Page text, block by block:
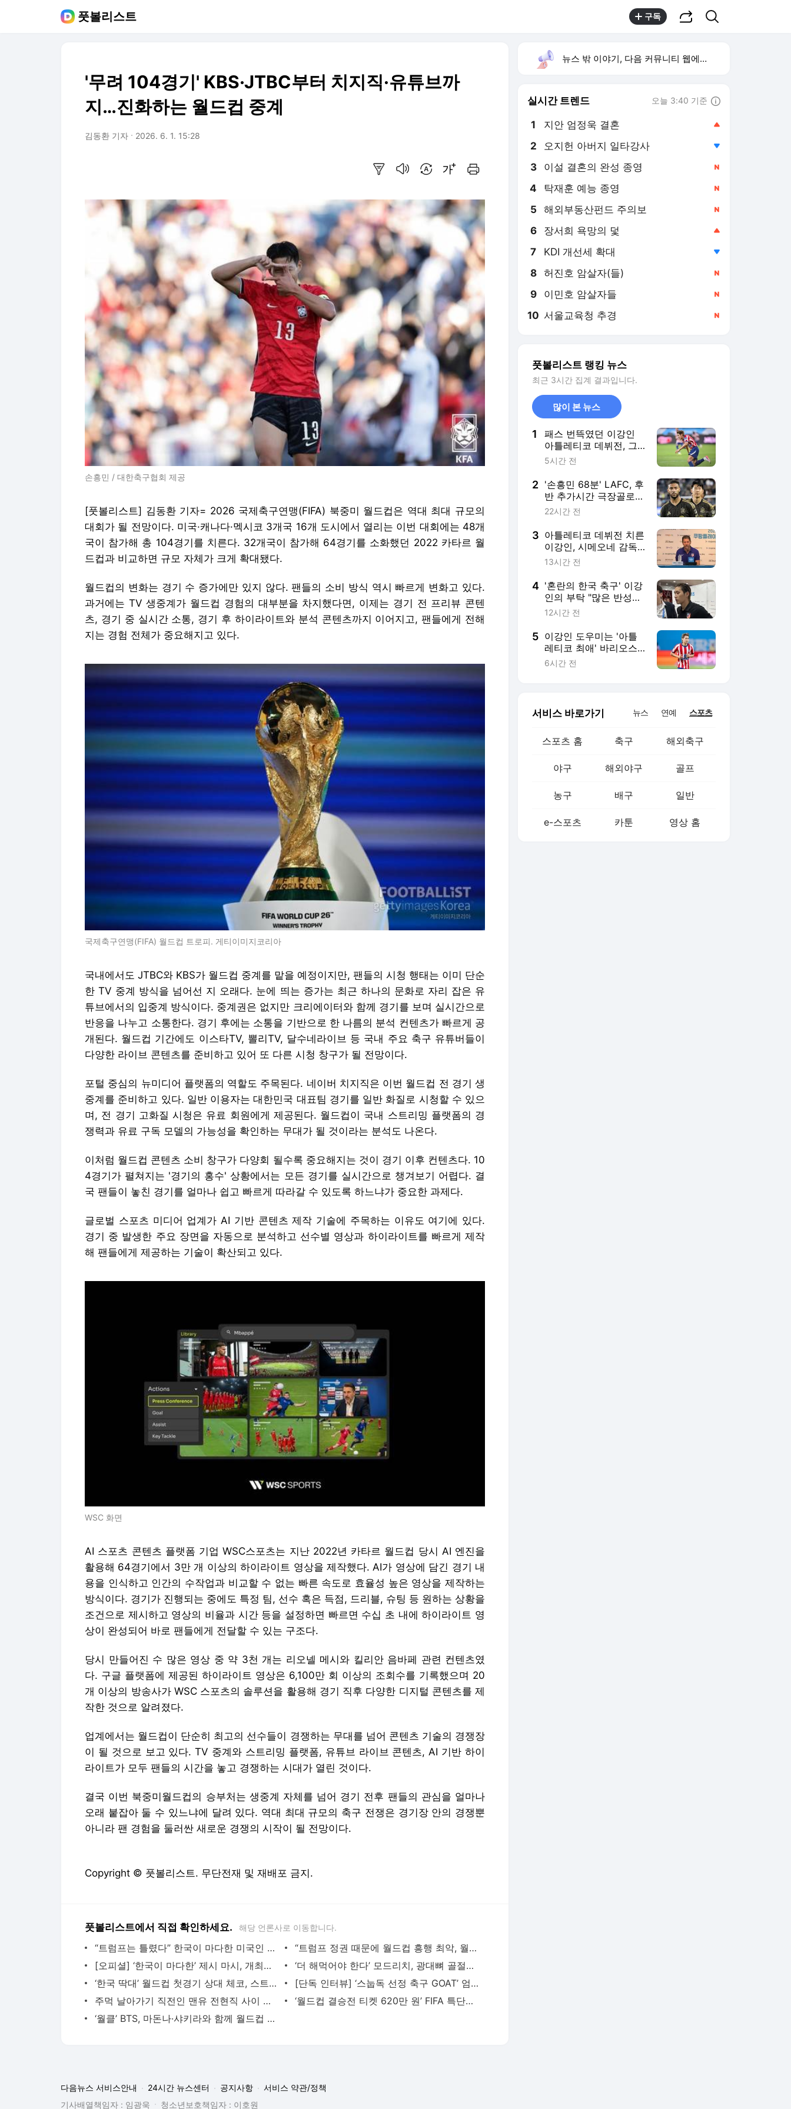
풋볼리스트 구독
'무려 104경기' KBS·JTBC부터 치지직·유튜브까
지…진화하는 월드컵 중계
김동환 기자 2026. 6. 1. 15:28
손흥민 / 대한축구협회 제공
[풋볼리스트] 김동환 기자= 2026 국제축구연맹(FIFA) 북중미 월드컵은 역대 최대 규모의
대회가 될 전망이다. 미국·캐나다·멕시코 3개국 16개 도시에서 열리는 이번 대회에는 48개
국이 참가해 총 104경기를 치른다. 32개국이 참가해 64경기를 소화했던 2022 카타르 월
드컵과 비교하면 규모 자체가 크게 확대됐다.
월드컵의 변화는 경기 수 증가에만 있지 않다. 팬들의 소비 방식 역시 빠르게 변화고 있다.
과거에는 TV 생중계가 월드컵 경험의 대부분을 차지했다면, 이제는 경기 전 프리뷰 콘텐
츠, 경기 중 실시간 소통, 경기 후 하이라이트와 분석 콘텐츠까지 이어지고, 팬들에게 전해
지는 경험 전체가 중요해지고 있다.
국제축구연맹(FIFA) 월드컵 트로피. 게티이미지코리아
국내에서도 JTBC와 KBS가 월드컵 중계를 맡을 예정이지만, 팬들의 시청 행태는 이미 단순
한 TV 중계 방식을 넘어선 지 오래다. 눈에 띄는 증가는 최근 하나의 문화로 자리 잡은 유
튜브에서의 입중계 방식이다. 중계권은 없지만 크리에이터와 함께 경기를 보며 실시간으로
반응을 나누고 소통한다. 경기 후에는 소통을 기반으로 한 나름의 분석 컨텐츠가 빠르게 공
개된다. 월드컵 기간에도 이스타TV, 뽈리TV, 달수네라이브 등 국내 주요 축구 유튜버들이
다양한 라이브 콘텐츠를 준비하고 있어 또 다른 시청 창구가 될 전망이다.
포털 중심의 뉴미디어 플랫폼의 역할도 주목된다. 네이버 치지직은 이번 월드컵 전 경기 생
중계를 준비하고 있다. 일반 이용자는 대한민국 대표팀 경기를 일반 화질로 시청할 수 있으
며, 전 경기 고화질 시청은 유료 회원에게 제공된다. 월드컵이 국내 스트리밍 플랫폼의 경
쟁력과 유료 구독 모델의 가능성을 확인하는 무대가 될 것이라는 분석도 나온다.
이처럼 월드컵 콘텐츠 소비 창구가 다양회 될수록 중요해지는 것이 경기 이후 컨텐츠다. 10
4경기가 펼쳐지는 '경기의 홍수' 상황에서는 모든 경기를 실시간으로 챙겨보기 어렵다. 결
국 팬들이 놓친 경기를 얼마나 쉽고 빠르게 따라갈 수 있도록 하느냐가 중요한 과제다.
글로벌 스포츠 미디어 업계가 AI 기반 콘텐츠 제작 기술에 주목하는 이유도 여기에 있다.
경기 중 발생한 주요 장면을 자동으로 분석하고 선수별 영상과 하이라이트를 빠르게 제작
해 팬들에게 제공하는 기술이 확산되고 있다.
WSC 화면
AI 스포츠 콘텐츠 플랫폼 기업 WSC스포츠는 지난 2022년 카타르 월드컵 당시 AI 엔진을
활용해 64경기에서 3만 개 이상의 하이라이트 영상을 제작했다. AI가 영상에 담긴 경기 내
용을 인식하고 인간의 수작업과 비교할 수 없는 빠른 속도로 효율성 높은 영상을 제작하는
방식이다. 경기가 진행되는 중에도 특정 팀, 선수 혹은 득점, 드리블, 슈팅 등 원하는 상황을
조건으로 제시하고 영상의 비율과 시간 등을 설정하면 빠르면 수십 초 내에 하이라이트 영
상이 완성되어 바로 팬들에게 전달할 수 있는 구조다.
당시 만들어진 수 많은 영상 중 약 3천 개는 리오넬 메시와 킬리안 음바페 관련 컨텐츠였
다. 구글 플랫폼에 제공된 하이라이트 영상은 6,100만 회 이상의 조회수를 기록했으며 20
개 이상의 방송사가 WSC 스포츠의 솔루션을 활용해 경기 직후 다양한 디지털 콘텐츠를 제
작한 것으로 알려졌다.
업계에서는 월드컵이 단순히 최고의 선수들이 경쟁하는 무대를 넘어 콘텐츠 기술의 경쟁장
이 될 것으로 보고 있다. TV 중계와 스트리밍 플랫폼, 유튜브 라이브 콘텐츠, AI 기반 하이
라이트가 모두 팬들의 시간을 놓고 경쟁하는 시대가 열린 것이다.
결국 이번 북중미월드컵의 승부처는 생중계 자체를 넘어 경기 전후 팬들의 관심을 얼마나
오래 붙잡아 둘 수 있느냐에 달려 있다. 역대 최대 규모의 축구 전쟁은 경기장 안의 경쟁뿐
아니라 팬 경험을 둘러싼 새로운 경쟁의 시작이 될 전망이다.
Copyright © 풋볼리스트. 무단전재 및 재배포 금지.
풋볼리스트에서 직접 확인하세요. 해당 언론사로 이동합니다.
“트럼프는 틀렸다” 한국이 마다한 미국인 감독의 뚝심… 현재 직장 캐나다에 충성 - 풋볼리스
“트럼프 정권 때문에 월드컵 흥행 최악, 월드컵 특수는 개미 눈곱만큼” 미국 호텔업계 울상 -
[오피셜] ‘한국이 마다한’ 제시 마시, 개최국 캐나다 절대 신임 받는 중! 개막 앞두고 2030 월드
‘더 해먹어야 한다’ 모드리치, 광대뼈 골절에도 ‘월드컵 반드시 뛴다’ 굳은 각오! - 풋볼리
‘한국 딱대’ 월드컵 첫경기 상대 체코, 스트라이커 쉬크 엄청난 상승세! - 풋볼리스트(FOOTBALLIST
[단독 인터뷰] ‘스눕독 선정 축구 GOAT’ 엄지성의 월드컵 각오 “아무리 짧은 시간이라도 준비
주먹 날아가기 직전인 맨유 전현직 사이 설전! ‘브루누 21호 도움’ 대기록에 “이기적” vs “
‘월드컵 결승전 티켓 620만 원’ FIFA 특단의 조치, ‘9만 원 티켓’ 도입! 반응은 여전히 냉랭 -
‘월클’ BTS, 마돈나·샤키라와 함께 월드컵 최초 ‘하프타임 쇼’ 선다 - 풋볼리스트(FOOTBALLIST)
뉴스 밖 이야기, 다음 커뮤니티 웹에서 보기
실시간 트렌드 오늘 3:40 기준
1 지안 엄정욱 결혼
2 오지헌 아버지 일타강사
3 이설 결혼의 완성 종영
4 탁재훈 예능 종영
5 해외부동산펀드 주의보
6 장서희 욕망의 덫
7 KDI 개선세 확대
8 허진호 암살자(들)
9 이민호 암살자들
10 서울교육청 추경
풋볼리스트 랭킹 뉴스
최근 3시간 집계 결과입니다.
많이 본 뉴스
1
패스 번뜩였던 이강인
아틀레티코 데뷔전, 그
래서 더욱 아쉬웠던 '이
현장]
5시간 전
2 '손흥민 68분' LAFC, 후
반 추가시간 극장골로
톨루카에 1-0 신승
22시간 전
3 아틀레티코 데뷔전 치른
이강인, 시메오네 감독
의 격려 "경기 리듬 찾기
인터뷰]
13시간 전
4 '혼란의 한국 축구' 이강
인의 부탁 "많은 반성과
노력 중, 안 좋은 것만
플시리즈 현장]
12시간 전
5 이강인 도우미는 '아틀
레티코 최애' 바리오스?
전사들 사이에서 '기품
6시간 전
서비스 바로가기 뉴스 연예 스포츠
스포츠 홈 축구 해외축구
야구 해외야구 골프
농구 배구 일반
e-스포츠 카툰 영상 홈
다음뉴스 서비스안내 24시간 뉴스센터 공지사항
서비스 약관/정책
기사배열책임자 : 임광욱
청소년보호책임자 : 이호원